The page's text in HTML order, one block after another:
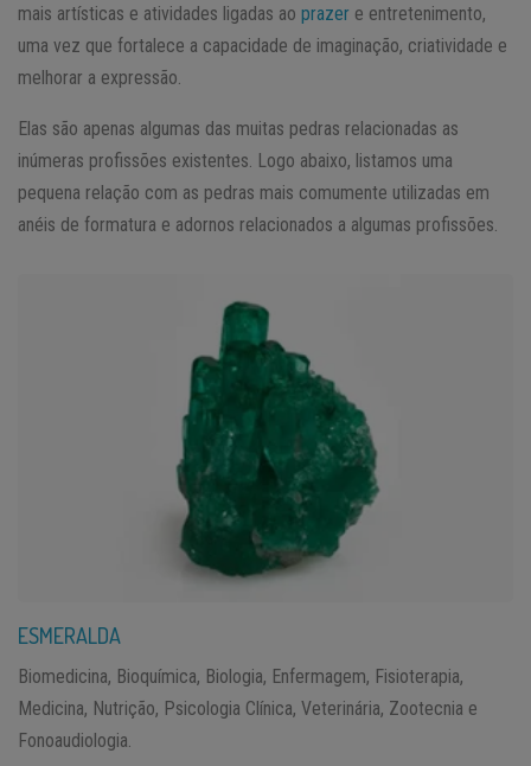
mais artísticas e atividades ligadas ao prazer e entretenimento,
uma vez que fortalece a capacidade de imaginação, criatividade e
melhorar a expressão.
Elas são apenas algumas das muitas pedras relacionadas as
inúmeras profissões existentes. Logo abaixo, listamos uma
pequena relação com as pedras mais comumente utilizadas em
anéis de formatura e adornos relacionados a algumas profissões.
ESMERALDA
Biomedicina, Bioquímica, Biologia, Enfermagem, Fisioterapia,
Medicina, Nutrição, Psicologia Clínica, Veterinária, Zootecnia e
Fonoaudiologia.